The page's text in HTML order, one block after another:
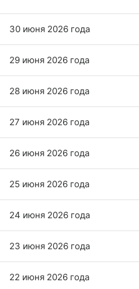
30 июня 2026 года
29 июня 2026 года
28 июня 2026 года
27 июня 2026 года
26 июня 2026 года
25 июня 2026 года
24 июня 2026 года
23 июня 2026 года
22 июня 2026 года